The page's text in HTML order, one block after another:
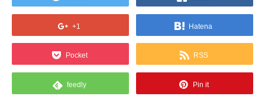
+1 Hatena
Pocket RSS
feedly Pin it